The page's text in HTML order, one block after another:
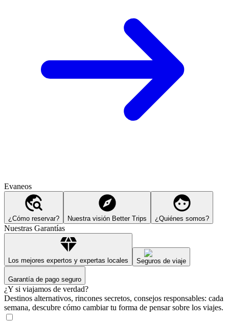
Evaneos
¿Cómo reservar? Nuestra visión Better Trips ¿Quiénes somos?
Nuestras Garantías
Los mejores expertos y expertas locales Seguros de viaje
Garantía de pago seguro
¿Y si viajamos de verdad?
Destinos alternativos, rincones secretos, consejos responsables: cada
semana, descubre cómo cambiar tu forma de pensar sobre los viajes.